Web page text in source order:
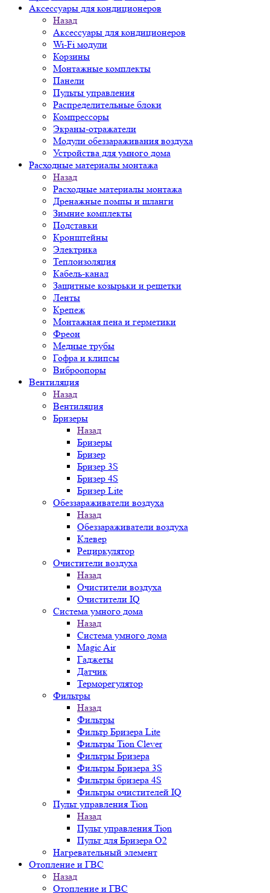
Аксессуары для кондиционеров
Назад
Аксессуары для кондиционеров
Wi-Fi модули
Корзины
Монтажные комплекты
Панели
Пульты управления
Распределительные блоки
Компрессоры
Экраны-отражатели
Модули обеззараживания воздуха
Устройства для умного дома
Расходные материалы монтажа
Назад
Расходные материалы монтажа
Дренажные помпы и шланги
Зимние комплекты
Подставки
Кронштейны
Электрика
Теплоизоляция
Кабель-канал
Защитные козырьки и решетки
Ленты
Крепеж
Монтажная пена и герметики
Фреон
Медные трубы
Гофра и клипсы
Виброопоры
Вентиляция
Назад
Вентиляция
Бризеры
Назад
Бризеры
Бризер
Бризер 3S
Бризер 4S
Бризер Lite
Обеззараживатели воздуха
Назад
Обеззараживатели воздуха
Клевер
Рециркулятор
Очистители воздуха
Назад
Очистители воздуха
Очистители IQ
Система умного дома
Назад
Система умного дома
Magic Air
Гаджеты
Датчик
Терморегулятор
Фильтры
Назад
Фильтры
Фильтр Бризера Lite
Фильтры Tion Clever
Фильтры Бризера
Фильтры Бризера 3S
Фильтры бризера 4S
Фильтры очистителей IQ
Пульт управления Tion
Назад
Пульт управления Tion
Пульт для Бризера O2
Нагревательный элемент
Отопление и ГВС
Назад
Отопление и ГВС